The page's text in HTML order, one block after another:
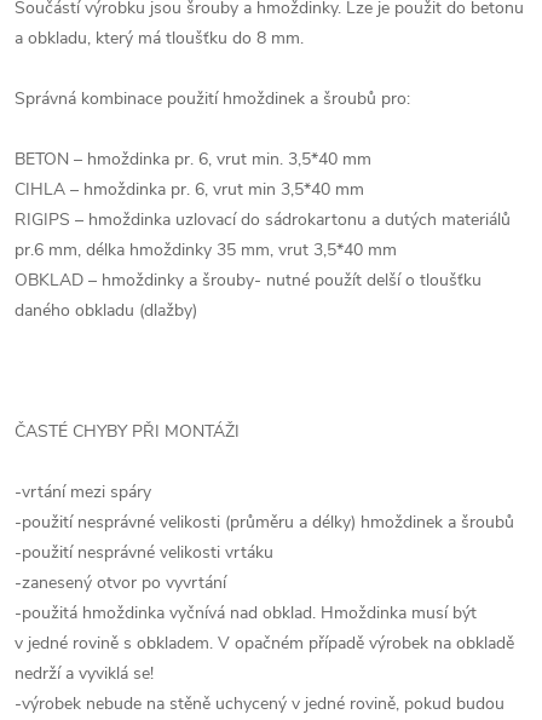
Součástí výrobku jsou šrouby a hmoždinky. Lze je použit do betonu
a obkladu, který má tloušťku do 8 mm.
Správná kombinace použití hmoždinek a šroubů pro:
BETON – hmoždinka pr. 6, vrut min. 3,5*40 mm
CIHLA – hmoždinka pr. 6, vrut min 3,5*40 mm
RIGIPS – hmoždinka uzlovací do sádrokartonu a dutých materiálů
pr.6 mm, délka hmoždinky 35 mm, vrut 3,5*40 mm
OBKLAD – hmoždinky a šrouby- nutné použít delší o tloušťku
daného obkladu (dlažby)
ČASTÉ CHYBY PŘI MONTÁŽI
-vrtání mezi spáry
-použití nesprávné velikosti (průměru a délky) hmoždinek a šroubů
-použití nesprávné velikosti vrtáku
-zanesený otvor po vyvrtání
-použitá hmoždinka vyčnívá nad obklad. Hmoždinka musí být
v jedné rovině s obkladem. V opačném případě výrobek na obkladě
nedrží a vyviklá se!
-výrobek nebude na stěně uchycený v jedné rovině, pokud budou